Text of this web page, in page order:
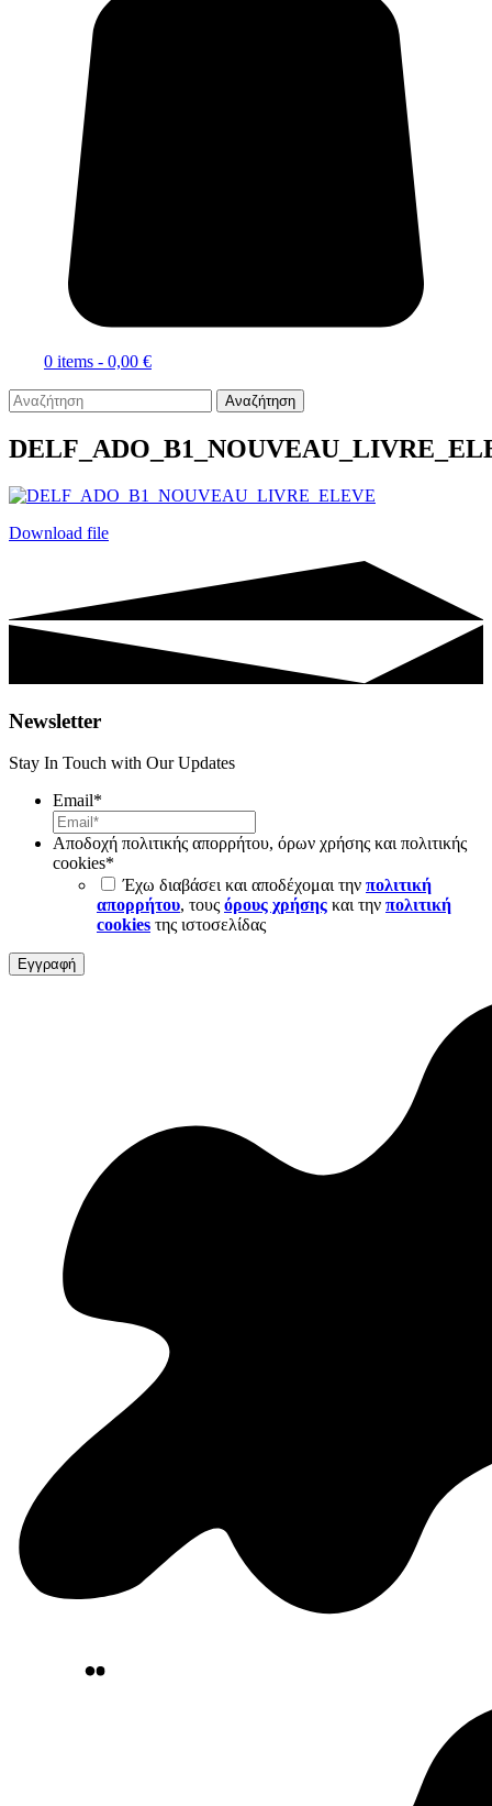
0 items - 0,00 €
Αναζήτηση
Download file
Newsletter
Stay In Touch with Our Updates
Email*
Αποδοχή πολιτικής απορρήτου, όρων χρήσης και πολιτικής
cookies*
Έχω διαβάσει και αποδέχομαι την πολιτική
απορρήτου, τους όρους χρήσης και την πολιτική
cookies της ιστοσελίδας